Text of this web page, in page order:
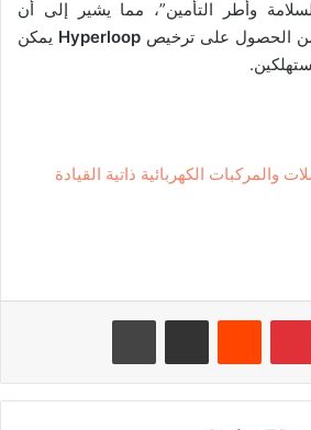
وأطر التأمين”، مما يشير إلى أن
من الحصول على ترخيص Hyperloop يمكن
بينتيريست